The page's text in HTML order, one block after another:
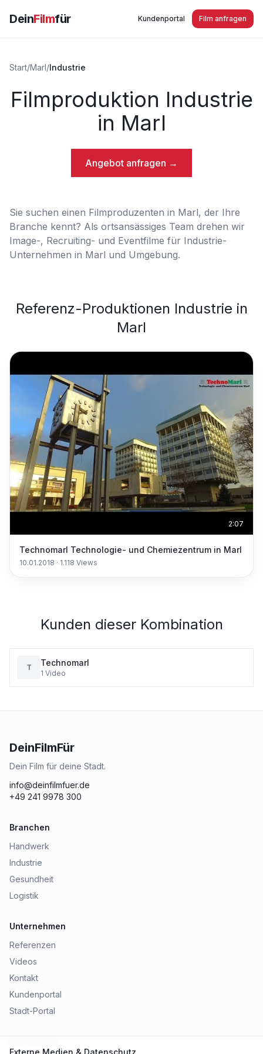
DeinFilmfür Kundenportal Film anfragen
Start/Marl/Industrie
Filmproduktion Industrie
in Marl
Angebot anfragen →
Sie suchen einen Filmproduzenten in Marl, der Ihre
Branche kennt? Als ortsansässiges Team drehen wir
Image-, Recruiting- und Eventfilme für Industrie-
Unternehmen in Marl und Umgebung.
Referenz-Produktionen Industrie in
Marl
2:07
Technomarl Technologie- und Chemiezentrum in Marl
10.01.2018 · 1.118 Views
Kunden dieser Kombination
T Technomarl
1 Video
DeinFilmFür
Dein Film für deine Stadt.
info@deinfilmfuer.de
+49 241 9978 300
Branchen
Handwerk
Industrie
Gesundheit
Logistik
Unternehmen
Referenzen
Videos
Kontakt
Kundenportal
Stadt-Portal
Externe Medien & Datenschutz